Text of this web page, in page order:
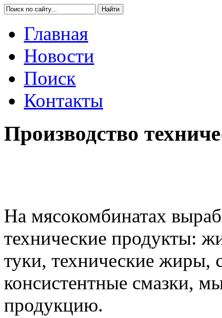
Главная
Новости
Поиск
Контакты
Производство
На мясокомбинатах
технические продукты:
туки, технические жиры,
консистентные смазки,
продукцию.